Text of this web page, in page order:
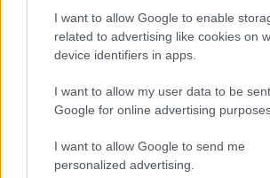
I want to allow Google to enable
related to advertising like cookies on
device identifiers in apps.
I want to allow my user data to be
Google for online advertising
I want to allow Google to send me
personalized advertising.
használta fel mindazokat a természeti
bolygónk egy év alatt képes megújítani.
ökológiai értelemben már „hitelből élünk” –
közleményében a WWF Magyarország.
Helyi hírek
szeptemberig